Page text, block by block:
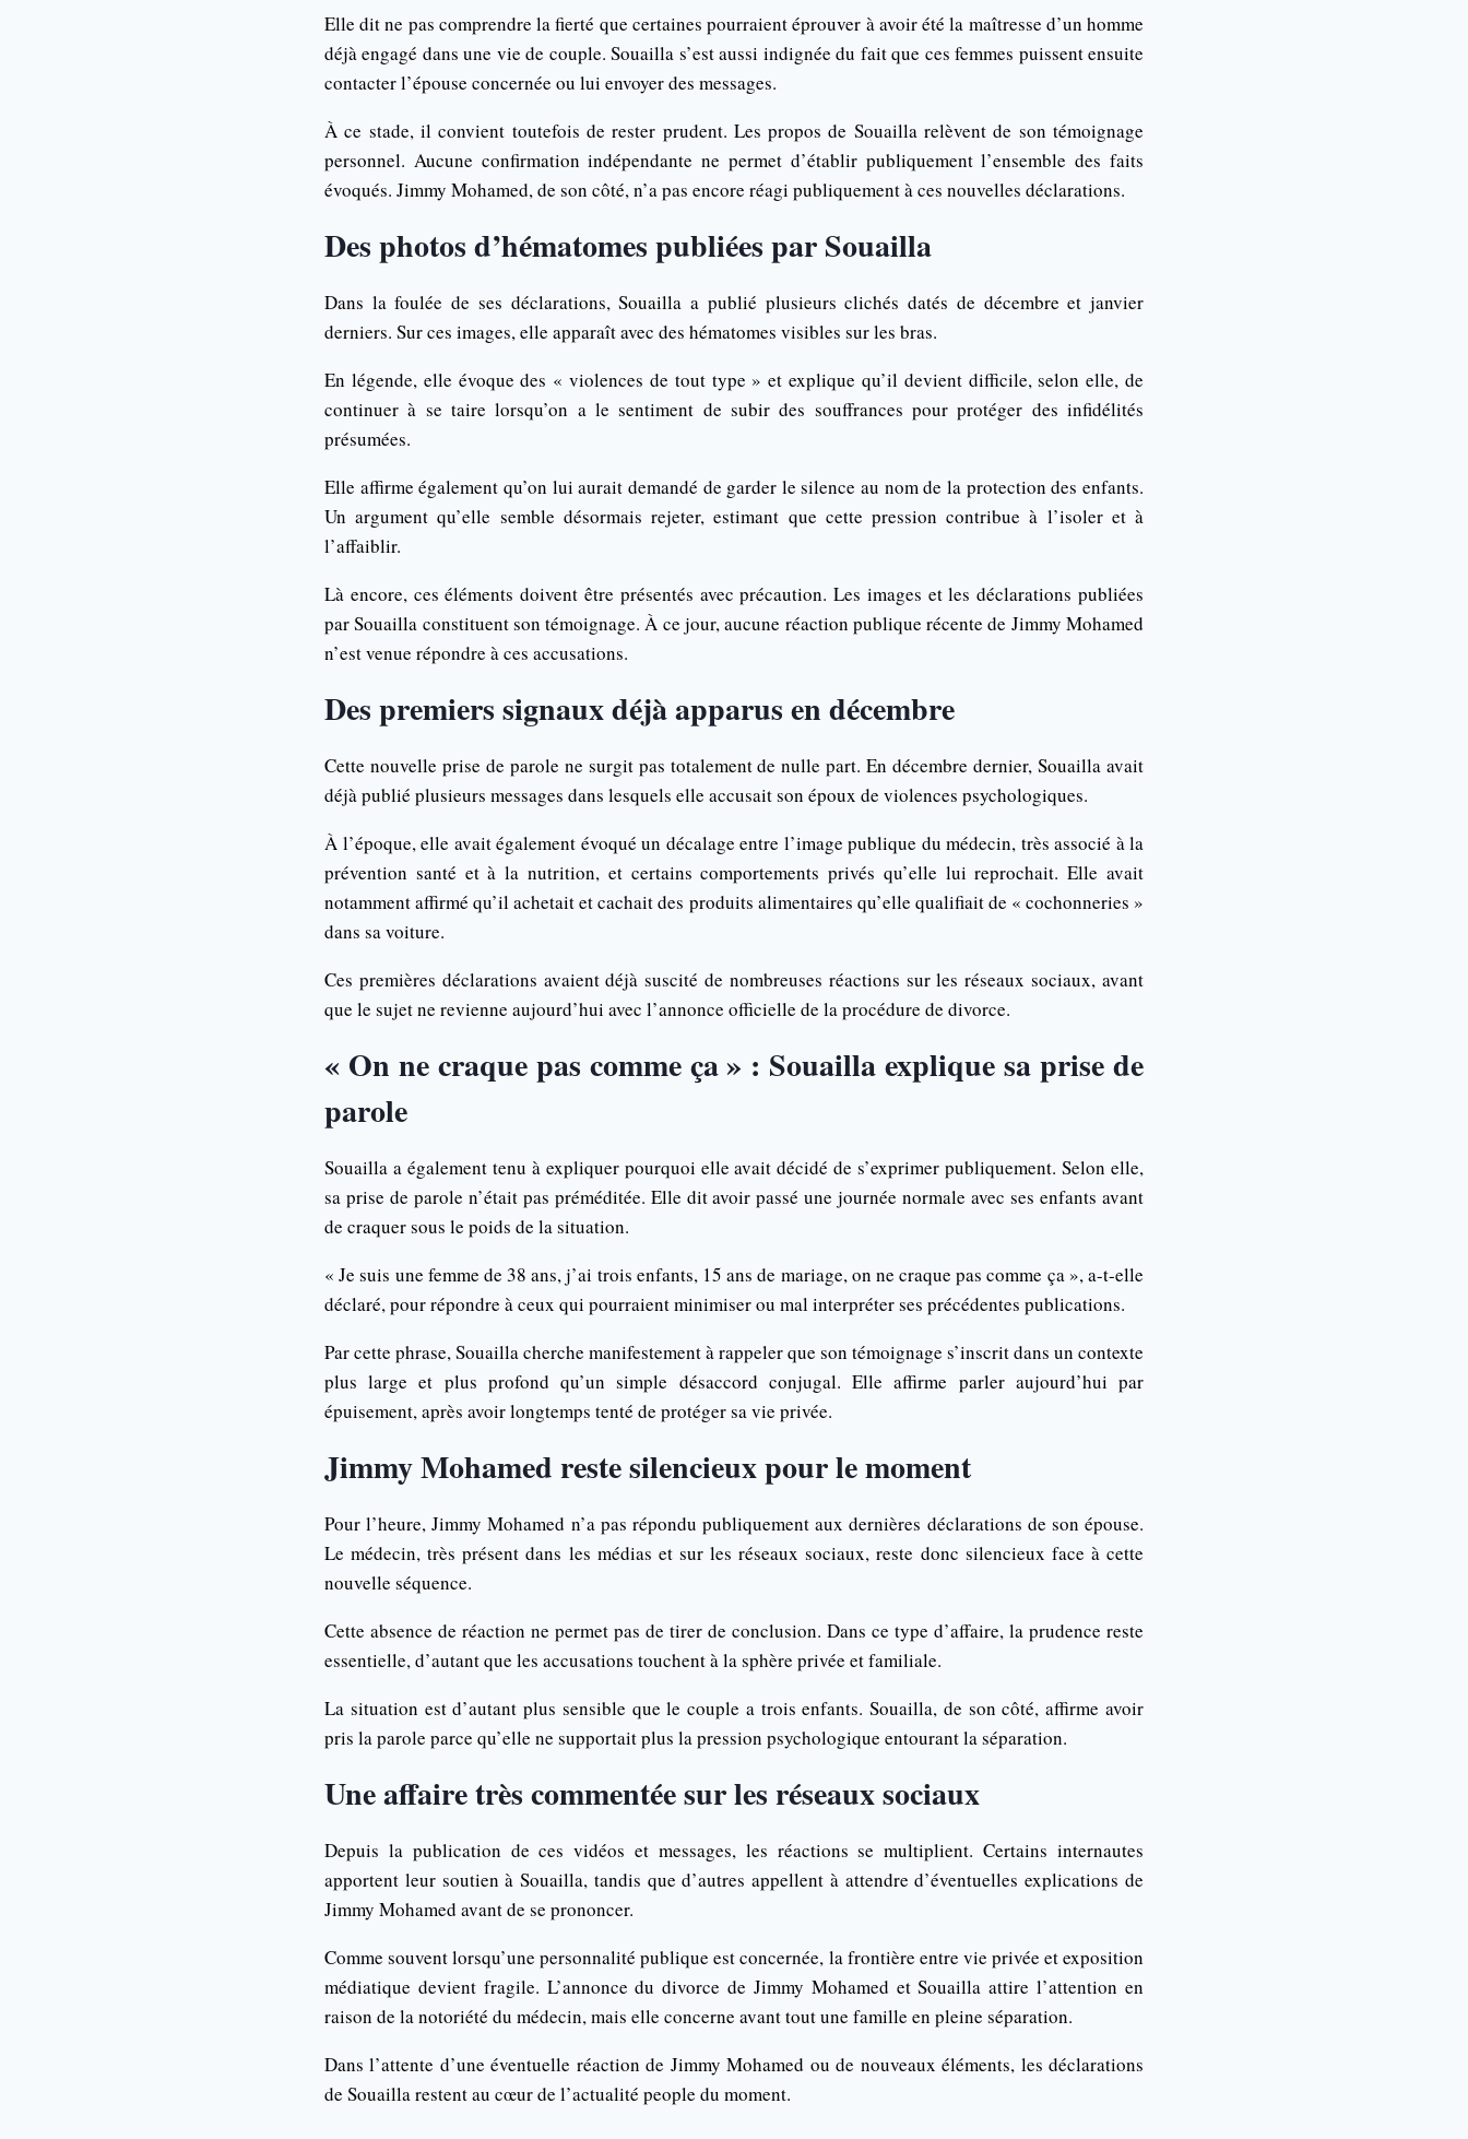
Elle dit ne pas comprendre la fierté que certaines pourraient éprouver à avoir été la maîtresse d’un homme
déjà engagé dans une vie de couple. Souailla s’est aussi indignée du fait que ces femmes puissent ensuite
contacter l’épouse concernée ou lui envoyer des messages.
À ce stade, il convient toutefois de rester prudent. Les propos de Souailla relèvent de son témoignage
personnel. Aucune confirmation indépendante ne permet d’établir publiquement l’ensemble des faits
évoqués. Jimmy Mohamed, de son côté, n’a pas encore réagi publiquement à ces nouvelles déclarations.
Des photos d’hématomes publiées par Souailla
Dans la foulée de ses déclarations, Souailla a publié plusieurs clichés datés de décembre et janvier
derniers. Sur ces images, elle apparaît avec des hématomes visibles sur les bras.
En légende, elle évoque des « violences de tout type » et explique qu’il devient difficile, selon elle, de
continuer à se taire lorsqu’on a le sentiment de subir des souffrances pour protéger des infidélités
présumées.
Elle affirme également qu’on lui aurait demandé de garder le silence au nom de la protection des enfants.
Un argument qu’elle semble désormais rejeter, estimant que cette pression contribue à l’isoler et à
l’affaiblir.
Là encore, ces éléments doivent être présentés avec précaution. Les images et les déclarations publiées
par Souailla constituent son témoignage. À ce jour, aucune réaction publique récente de Jimmy Mohamed
n’est venue répondre à ces accusations.
Des premiers signaux déjà apparus en décembre
Cette nouvelle prise de parole ne surgit pas totalement de nulle part. En décembre dernier, Souailla avait
déjà publié plusieurs messages dans lesquels elle accusait son époux de violences psychologiques.
À l’époque, elle avait également évoqué un décalage entre l’image publique du médecin, très associé à la
prévention santé et à la nutrition, et certains comportements privés qu’elle lui reprochait. Elle avait
notamment affirmé qu’il achetait et cachait des produits alimentaires qu’elle qualifiait de « cochonneries »
dans sa voiture.
Ces premières déclarations avaient déjà suscité de nombreuses réactions sur les réseaux sociaux, avant
que le sujet ne revienne aujourd’hui avec l’annonce officielle de la procédure de divorce.
« On ne craque pas comme ça » : Souailla explique sa prise de
parole
Souailla a également tenu à expliquer pourquoi elle avait décidé de s’exprimer publiquement. Selon elle,
sa prise de parole n’était pas préméditée. Elle dit avoir passé une journée normale avec ses enfants avant
de craquer sous le poids de la situation.
« Je suis une femme de 38 ans, j’ai trois enfants, 15 ans de mariage, on ne craque pas comme ça », a-t-elle
déclaré, pour répondre à ceux qui pourraient minimiser ou mal interpréter ses précédentes publications.
Par cette phrase, Souailla cherche manifestement à rappeler que son témoignage s’inscrit dans un contexte
plus large et plus profond qu’un simple désaccord conjugal. Elle affirme parler aujourd’hui par
épuisement, après avoir longtemps tenté de protéger sa vie privée.
Jimmy Mohamed reste silencieux pour le moment
Pour l’heure, Jimmy Mohamed n’a pas répondu publiquement aux dernières déclarations de son épouse.
Le médecin, très présent dans les médias et sur les réseaux sociaux, reste donc silencieux face à cette
nouvelle séquence.
Cette absence de réaction ne permet pas de tirer de conclusion. Dans ce type d’affaire, la prudence reste
essentielle, d’autant que les accusations touchent à la sphère privée et familiale.
La situation est d’autant plus sensible que le couple a trois enfants. Souailla, de son côté, affirme avoir
pris la parole parce qu’elle ne supportait plus la pression psychologique entourant la séparation.
Une affaire très commentée sur les réseaux sociaux
Depuis la publication de ces vidéos et messages, les réactions se multiplient. Certains internautes
apportent leur soutien à Souailla, tandis que d’autres appellent à attendre d’éventuelles explications de
Jimmy Mohamed avant de se prononcer.
Comme souvent lorsqu’une personnalité publique est concernée, la frontière entre vie privée et exposition
médiatique devient fragile. L’annonce du divorce de Jimmy Mohamed et Souailla attire l’attention en
raison de la notoriété du médecin, mais elle concerne avant tout une famille en pleine séparation.
Dans l’attente d’une éventuelle réaction de Jimmy Mohamed ou de nouveaux éléments, les déclarations
de Souailla restent au cœur de l’actualité people du moment.